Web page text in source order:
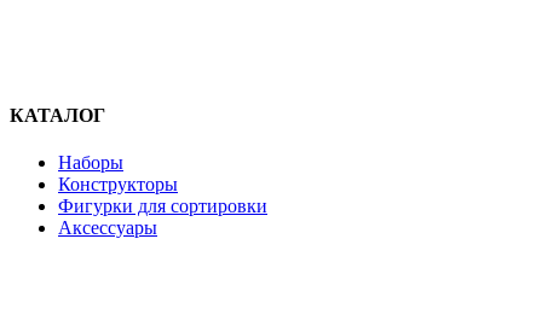
КАТАЛОГ
Наборы
Конструкторы
Фигурки для сортировки
Аксессуары